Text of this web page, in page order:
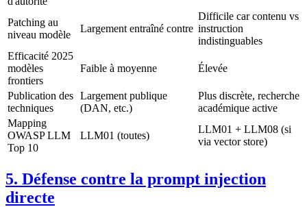
Patching au
niveau modèle
Largement entraîné contre
Difficile car contenu vs
instruction
indistinguables
Efficacité 2025
modèles
frontiers
Faible à moyenne Élevée
Publication des
techniques
Largement publique
(DAN, etc.)
Plus discrète, recherche
académique active
Mapping
OWASP LLM
Top 10
LLM01 (toutes)
LLM01 + LLM08 (si
via vector store)
5. Défense contre la prompt injection
directe